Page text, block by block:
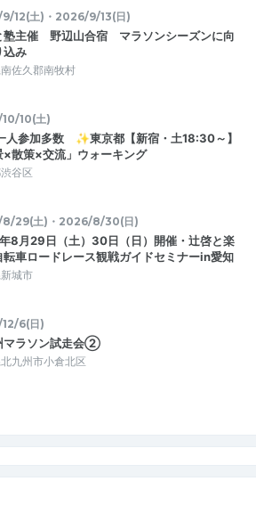
12(土)・2026/9/13(日)
塾主催 野辺山合宿 マラソンシーズンに向
込み
佐久郡南牧村
10(土)
参加多数 ✨東京都【新宿・土18:30～】
×散策×交流」ウォーキング
谷区
29(土)・2026/8/30(日)
8月29日（土）30日（日）開催・辻啓と楽
転車ロードレース観戦ガイドセミナーin愛知
城市
6(日)
マラソン試走会②
九州市小倉北区